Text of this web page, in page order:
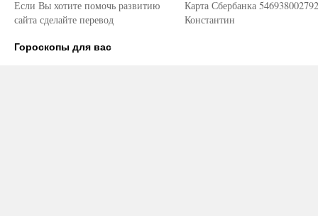
Если Вы хотите помочь развитию
сайта сделайте перевод
Карта Сбербанка
Константин
Гороскопы для вас